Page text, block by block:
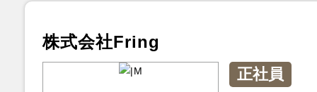
株式会社Fring
正社員